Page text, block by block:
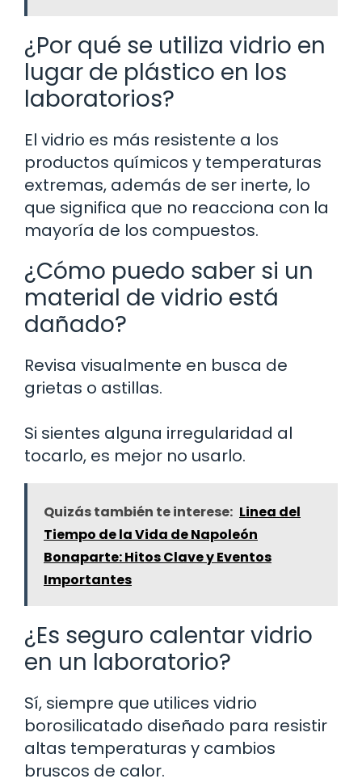
¿Por qué se utiliza vidrio en
lugar de plástico en los
laboratorios?
El vidrio es más resistente a los
productos químicos y temperaturas
extremas, además de ser inerte, lo
que significa que no reacciona con la
mayoría de los compuestos.
¿Cómo puedo saber si un
material de vidrio está
dañado?
Revisa visualmente en busca de
grietas o astillas.
Si sientes alguna irregularidad al
tocarlo, es mejor no usarlo.
Quizás también te interese: Linea del
Tiempo de la Vida de Napoleón
Bonaparte: Hitos Clave y Eventos
Importantes
¿Es seguro calentar vidrio
en un laboratorio?
Sí, siempre que utilices vidrio
borosilicatado diseñado para resistir
altas temperaturas y cambios
bruscos de calor.